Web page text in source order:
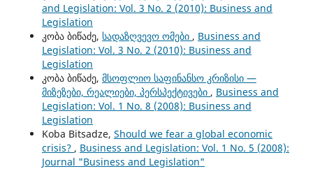
and Legislation: Vol. 3 No. 2 (2010): Business and
Legislation
კობა ბიწაძე, სადაზღვევო ომები , Business and
Legislation: Vol. 3 No. 2 (2010): Business and
Legislation
კობა ბიწაძე, მსოფლიო საფინანსო კრიზისი —
მიზეზები, რეალიები, პერსპექტივები , Business and
Legislation: Vol. 1 No. 8 (2008): Business and
Legislation
Koba Bitsadze, Should we fear a global economic
crisis? , Business and Legislation: Vol. 1 No. 5 (2008):
Journal "Business and Legislation"